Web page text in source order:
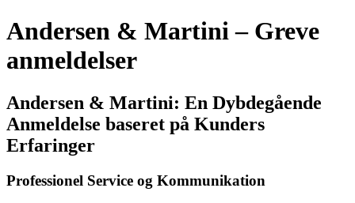
Andersen & Martini – Greve
anmeldelser
Andersen & Martini: En Dybdegående
Anmeldelse baseret på Kunders
Erfaringer
Professionel Service og Kommunikation